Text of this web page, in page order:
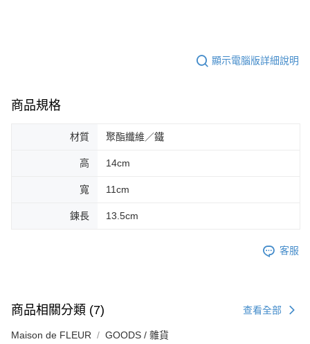
顯示電腦版詳細說明
商品規格
材質 聚酯纖維／鐵
高 14cm
寬 11cm
鍊長 13.5cm
客服
商品相關分類 (7) 查看全部
Maison de FLEUR GOODS / 雜貨